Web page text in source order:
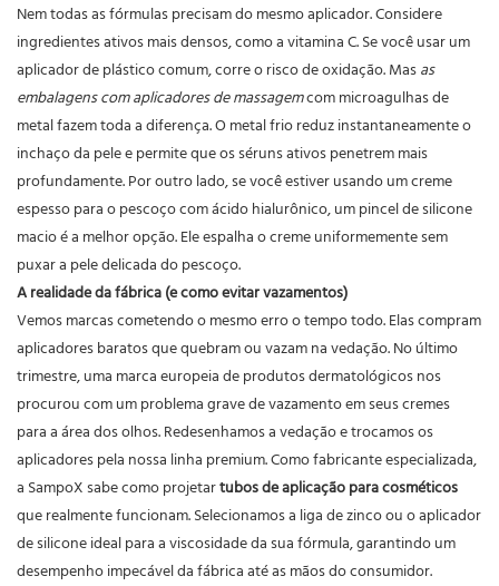
Nem todas as fórmulas precisam do mesmo aplicador. Considere
ingredientes ativos mais densos, como a vitamina C. Se você usar um
aplicador de plástico comum, corre o risco de oxidação. Masas
embalagens com aplicadores de massagemcom microagulhas de
metal fazem toda a diferença. O metal frio reduz instantaneamente o
inchaço da pele e permite que os séruns ativos penetrem mais
profundamente. Por outro lado, se você estiver usando um creme
espesso para o pescoço com ácido hialurônico, um pincel de silicone
macio é a melhor opção. Ele espalha o creme uniformemente sem
puxar a pele delicada do pescoço.
A realidade da fábrica (e como evitar vazamentos)
Vemos marcas cometendo o mesmo erro o tempo todo. Elas compram
aplicadores baratos que quebram ou vazam na vedação. No último
trimestre, uma marca europeia de produtos dermatológicos nos
procurou com um problema grave de vazamento em seus cremes
para a área dos olhos. Redesenhamos a vedação e trocamos os
aplicadores pela nossa linha premium. Como fabricante especializada,
a SampoX sabe como projetartubos de aplicação para cosméticos
que realmente funcionam. Selecionamos a liga de zinco ou o aplicador
de silicone ideal para a viscosidade da sua fórmula, garantindo um
desempenho impecável da fábrica até as mãos do consumidor.